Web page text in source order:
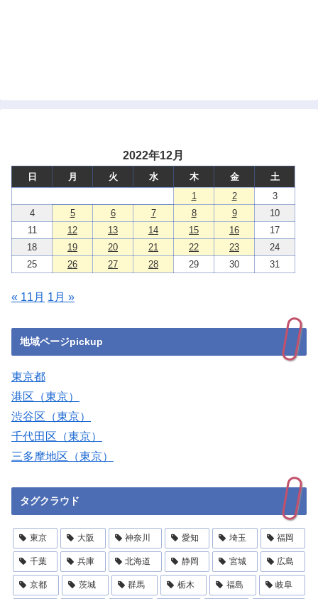
2022年12月
日 月 火 水 木 金
土
1
2
3
4
5 6 7 8 9
10
11
12 13 14 15 16
17
18
19 20 21 22 23
24
25
26 27 28 29 30 31
« 11月 1月 »
地域ページpickup
東京都
港区（東京）
渋谷区（東京）
千代田区（東京）
三多摩地区（東京）
タグクラウド
東京 大阪 神奈川 愛知 埼玉 福岡
千葉 兵庫 北海道 静岡 宮城 広島
京都 茨城 群馬 栃木 福島 岐阜